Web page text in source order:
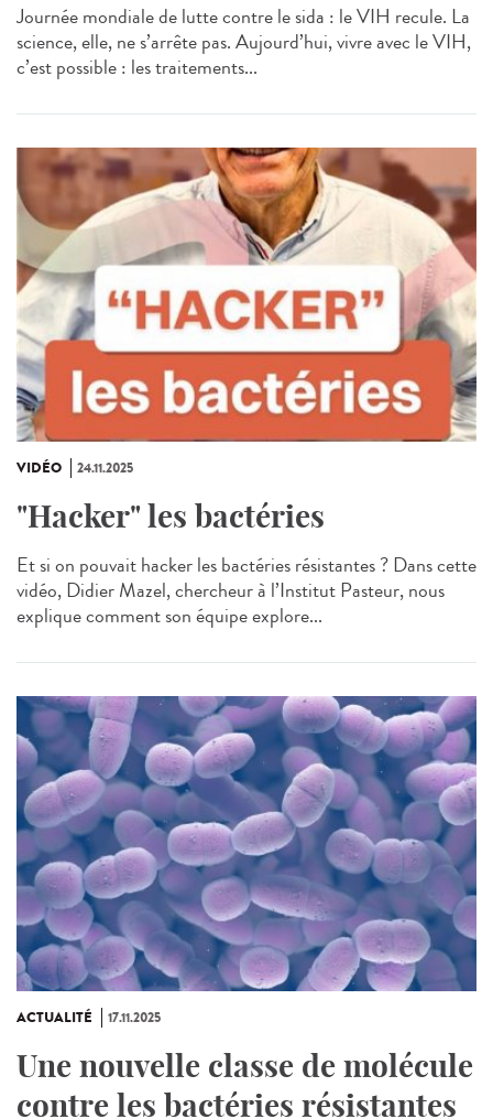
Journée mondiale de lutte contre le sida : le VIH recule. La
science, elle, ne s’arrête pas. Aujourd’hui, vivre avec le VIH,
c’est possible : les traitements...
VIDÉO 24.11.2025
"Hacker" les bactéries
Et si on pouvait hacker les bactéries résistantes ? Dans cette
vidéo, Didier Mazel, chercheur à l’Institut Pasteur, nous
explique comment son équipe explore...
ACTUALITÉ 17.11.2025
Une nouvelle classe de molécule
contre les bactéries résistantes